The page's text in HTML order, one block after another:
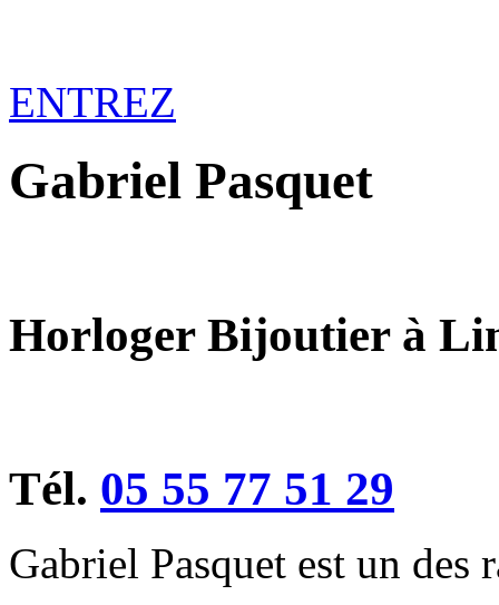
ENTREZ
Gabriel Pasquet
Horloger Bijoutier à
Tél. 05 55 77 51 29
Gabriel Pasquet est un des